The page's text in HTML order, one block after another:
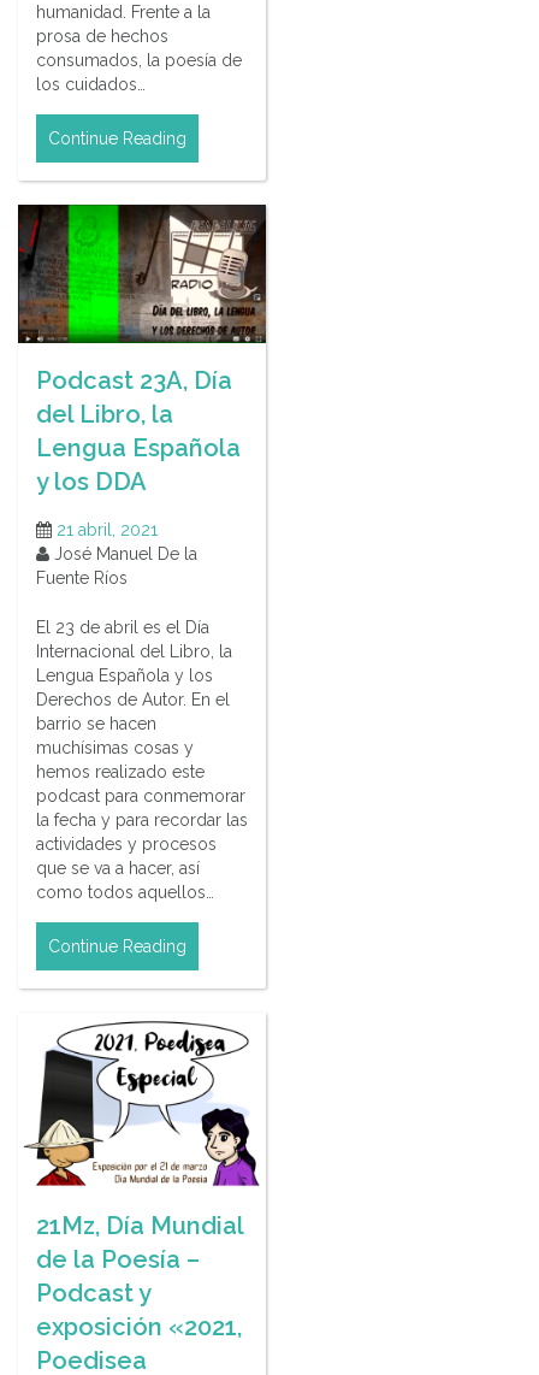
humanidad. Frente a la
prosa de hechos
consumados, la poesía de
los cuidados…
Continue Reading
Podcast 23A, Día
del Libro, la
Lengua Española
y los DDA
21 abril, 2021
José Manuel De la
Fuente Ríos
El 23 de abril es el Día
Internacional del Libro, la
Lengua Española y los
Derechos de Autor. En el
barrio se hacen
muchísimas cosas y
hemos realizado este
podcast para conmemorar
la fecha y para recordar las
actividades y procesos
que se va a hacer, así
como todos aquellos…
Continue Reading
21Mz, Día Mundial
de la Poesía –
Podcast y
exposición «2021,
Poedisea